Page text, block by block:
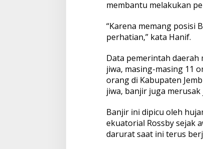
h
u
a
K
a
t
e
g
r
E
membantu melakukan
“Karena memang posisi
perhatian,” kata Hanif.
Data pemerintah daerah
jiwa, masing-masing 11
orang di Kabupaten
jiwa, banjir juga
Banjir ini dipicu oleh
ekuatorial Rossby sejak
darurat saat ini terus